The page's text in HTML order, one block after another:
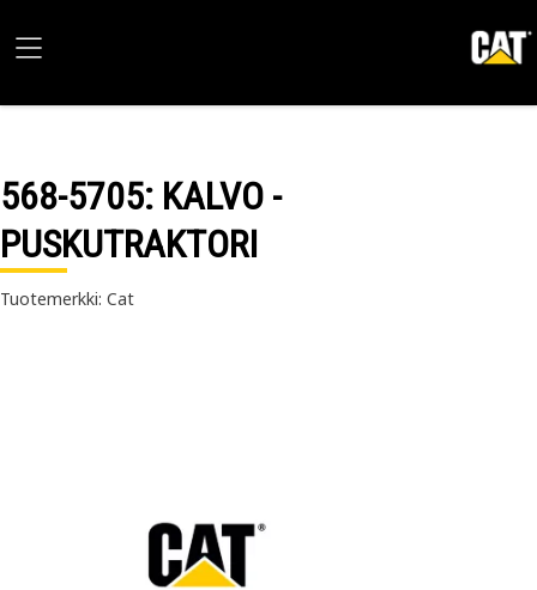
568-5705: KALVO -
PUSKUTRAKTORI
Tuotemerkki: Cat